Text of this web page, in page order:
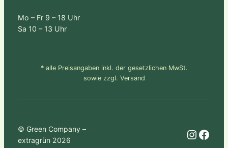
Mo – Fr 9 – 18 Uhr
Sa 10 – 13 Uhr
* alle Preisangaben inkl. der gesetzlichen MwSt.
sowie zzgl. Versand
© Green Company –
extragrün 2026
Instagram Facebook